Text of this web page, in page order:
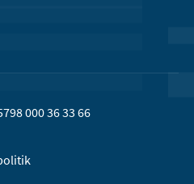
000 36 33 66